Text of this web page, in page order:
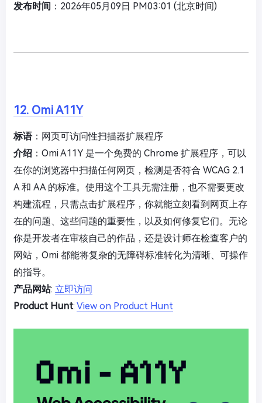
发布时间 ：2026年05月09日 PM03:01 (北京时间)
12. Omi A11Y
标语：网页可访问性扫描器扩展程序
介绍 ：Omi A11Y 是一个免费的 Chrome 扩展程序，可以
在你的浏览器中扫描任何网页，检测是否符合 WCAG 2.1
A 和 AA 的标准。使用这个工具无需注册，也不需要更改
构建流程，只需点击扩展程序，你就能立刻看到网页上存
在的问题、这些问题的重要性，以及如何修复它们。无论
你是开发者在审核自己的作品，还是设计师在检查客户的
网站，Omi 都能将复杂的无障碍标准转化为清晰、可操作
的指导。
产品网站: 立即访问
Product Hunt: View on Product Hunt